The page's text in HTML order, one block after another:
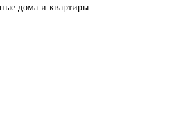
дома и квартиры.